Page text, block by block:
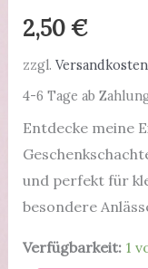
2,50€
zzgl. Versandkosten
4-6 Tage ab
Entdecke meine
und perfekt für
besondere
Verfügbarkeit: 1